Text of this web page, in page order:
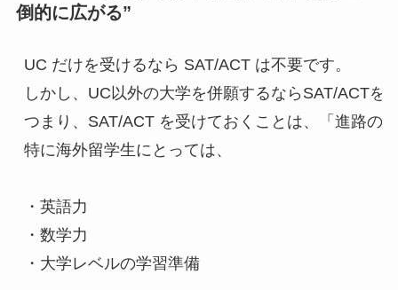
倒的に広がる”
UC だけを受けるなら SAT/ACT は不要です。
しかし、UC以外の大学を併願するならSAT/ACTを
つまり、SAT/ACT を受けておくことは、「進路の
特に海外留学生にとっては、
・英語力
・数学力
・大学レベルの学習準備